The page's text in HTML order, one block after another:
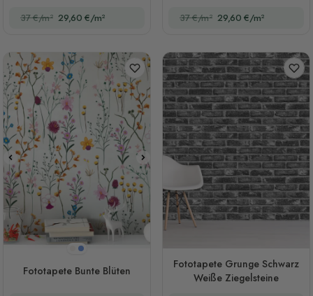
37 €/m² 29,60 €/m² 37 €/m² 29,60 €/m²
Creme
Blau
Fototapete Bunte Blüten
Fototapete Grunge Schwarz
Weiße Ziegelsteine